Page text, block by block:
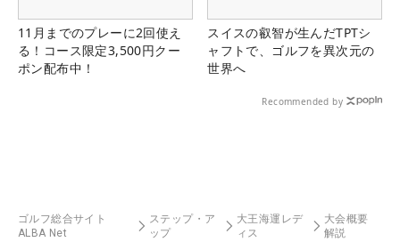
11月までのプレーに2回使え
る！コース限定3,500円クー
ポン配布中！
スイスの叡智が生んだTPTシ
ャフトで、ゴルフを異次元の
世界へ
Recommended by
ゴルフ総合サイト
ALBA Net
ステップ・ア
ップ
大王海運レデ
ィス
大会概要
解説